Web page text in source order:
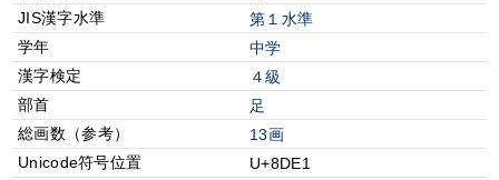
JIS漢字水準
第１水準
学年
中学
漢字検定
４級
部首
⾜
総画数（参考）
13画
Unicode符号位置
U+8DE1